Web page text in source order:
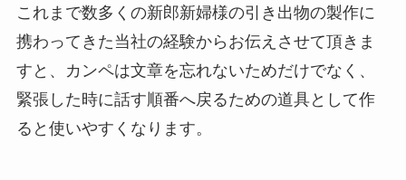
これまで数多くの新郎新婦様の引き出物の製作に
携わってきた当社の経験からお伝えさせて頂きま
すと、カンペは文章を忘れないためだけでなく、
緊張した時に話す順番へ戻るための道具として作
ると使いやすくなります。